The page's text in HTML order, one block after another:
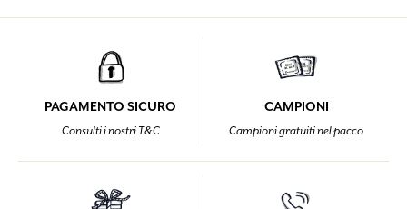
PAGAMENTO SICURO
Consulti i nostri T&C
CAMPIONI
Campioni gratuiti nel pacco